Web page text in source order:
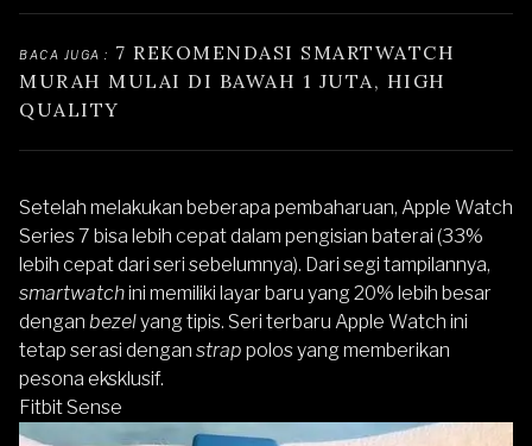
BACA JUGA :
7 REKOMENDASI SMARTWATCH
MURAH MULAI DI BAWAH 1 JUTA, HIGH
QUALITY
Setelah melakukan beberapa pembaharuan, Apple Watch
Series 7 bisa lebih cepat dalam pengisian baterai (33%
lebih cepat dari seri sebelumnya). Dari segi tampilannya,
smartwatchini memiliki layar baru yang 20% lebih besar
dengan bezelyang tipis. Seri terbaru Apple Watch ini
tetap serasi dengan strap polos yang memberikan
pesona eksklusif.
Fitbit Sense